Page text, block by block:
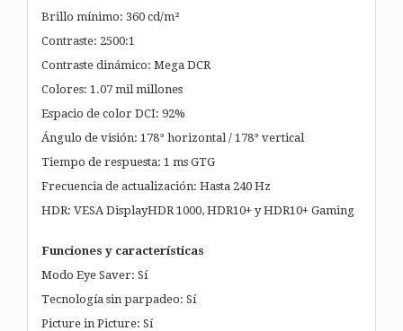
Brillo mínimo: 360 cd/m²
Contraste: 2500:1
Contraste dinámico: Mega DCR
Colores: 1.07 mil millones
Espacio de color DCI: 92%
Ángulo de visión: 178° horizontal / 178° vertical
Tiempo de respuesta: 1 ms GTG
Frecuencia de actualización: Hasta 240 Hz
HDR: VESA DisplayHDR 1000, HDR10+ y HDR10+ Gaming
Funciones y características
Modo Eye Saver: Sí
Tecnología sin parpadeo: Sí
Picture in Picture: Sí